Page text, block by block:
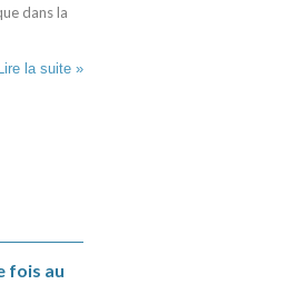
dans la
Lire la suite »
fois au